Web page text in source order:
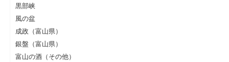
黒部峡
風の盆
成政（富山県）
銀盤（富山県）
富山の酒（その他）